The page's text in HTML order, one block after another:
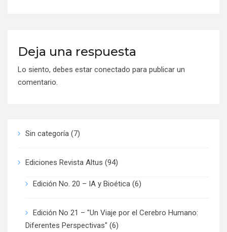
Deja una respuesta
Lo siento, debes estar conectado para publicar un
comentario.
Sin categoría (7)
Ediciones Revista Altus (94)
Edición No. 20 – IA y Bioética (6)
Edición No 21 – "Un Viaje por el Cerebro Humano:
Diferentes Perspectivas" (6)